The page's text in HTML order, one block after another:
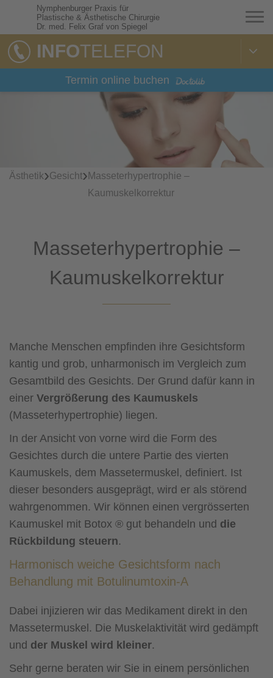
Nymphenburger Praxis für
Plastische & Ästhetische Chirurgie
Dr. med. Felix Graf von Spiegel
INFOTELEFON
Termin online buchen
Ästhetik›Gesicht› Masseterhypertrophie –
Kaumuskelkorrektur
Masseterhypertrophie –
Kaumuskelkorrektur
Manche Menschen empfinden ihre Gesichtsform
kantig und grob, unharmonisch im Vergleich zum
Gesamtbild des Gesichts. Der Grund dafür kann in
einer Vergrößerung des Kaumuskels
(Masseterhypertrophie) liegen.
In der Ansicht von vorne wird die Form des
Gesichtes durch die untere Partie des vierten
Kaumuskels, dem Massetermuskel, definiert. Ist
dieser besonders ausgeprägt, wird er als störend
wahrgenommen. Wir können einen vergrösserten
Kaumuskel mit Botox ® gut behandeln und die
Rückbildung steuern.
Harmonisch weiche Gesichtsform nach
Behandlung mit Botulinumtoxin-A
Dabei injizieren wir das Medikament direkt in den
Massetermuskel. Die Muskelaktivität wird gedämpft
und der Muskel wird kleiner.
Sehr gerne beraten wir Sie in einem persönlichen